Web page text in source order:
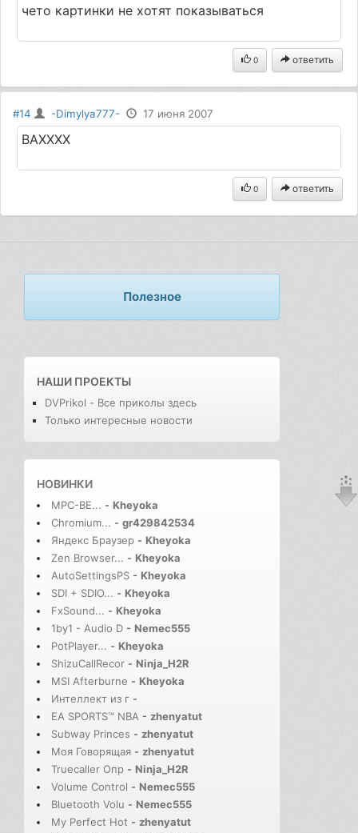
чето картинки не хотят показываться
0 ответить
#14 -Dimylya777- 17 июня 2007
ВАХХХХ
0 ответить
Полезное
НАШИ ПРОЕКТЫ
DVPrikol - Все приколы здесь
Только интересные новости
НОВИНКИ
MPC-BE... - Kheyoka
Chromium... - gr429842534
Яндекс Браузер - Kheyoka
Zen Browser... - Kheyoka
AutoSettingsPS - Kheyoka
SDI + SDIO... - Kheyoka
FxSound... - Kheyoka
1by1 - Audio D - Nemec555
PotPlayer... - Kheyoka
ShizuCallRecor - Ninja_H2R
MSI Afterburne - Kheyoka
Интеллект из г -
EA SPORTS™ NBA - zhenyatut
Subway Princes - zhenyatut
Моя Говорящая - zhenyatut
Truecaller Опр - Ninja_H2R
Volume Control - Nemec555
Bluetooth Volu - Nemec555
My Perfect Hot - zhenyatut